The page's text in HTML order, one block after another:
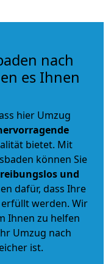
nach
es Ihnen
hier Umzug
bietet. Mit
können Sie
reibungslos und
dafür, dass Ihre
werden. Wir
Ihnen zu helfen
Umzug nach
ist.